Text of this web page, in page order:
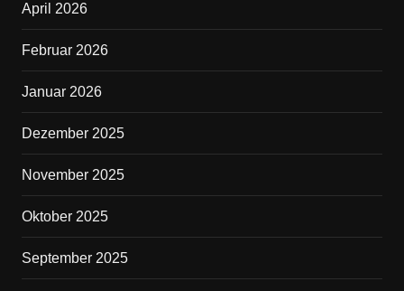
o
o
k
April 2026
Februar 2026
Januar 2026
Dezember 2025
November 2025
Oktober 2025
September 2025